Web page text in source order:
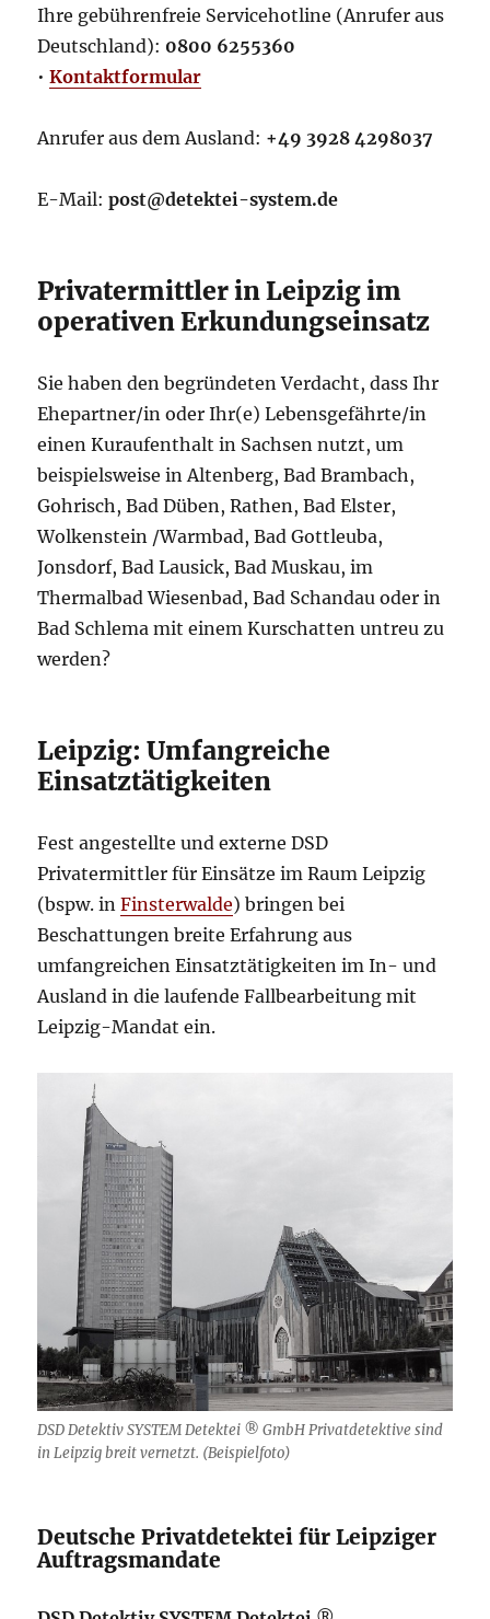
Ihre gebührenfreie Servicehotline (Anrufer aus
Deutschland): 0800 6255360
•Kontaktformular
Anrufer aus dem Ausland: +49 3928 4298037
E-Mail:post@detektei-system.de
Privatermittler in Leipzig im
operativen Erkundungseinsatz
Sie haben den begründeten Verdacht, dass Ihr
Ehepartner/in oder Ihr(e) Lebensgefährte/in
einen Kuraufenthalt in Sachsen nutzt, um
beispielsweise in Altenberg, Bad Brambach,
Gohrisch, Bad Düben, Rathen, Bad Elster,
Wolkenstein /Warmbad, Bad Gottleuba,
Jonsdorf, Bad Lausick, Bad Muskau, im
Thermalbad Wiesenbad, Bad Schandau oder in
Bad Schlema mit einem Kurschatten untreu zu
werden?
Leipzig: Umfangreiche
Einsatztätigkeiten
Fest angestellte und externe DSD
Privatermittler für Einsätze im Raum Leipzig
(bspw. inFinsterwalde) bringen bei
Beschattungen breite Erfahrung aus
umfangreichen Einsatztätigkeiten im In- und
Ausland in die laufende Fallbearbeitung mit
Leipzig-Mandat ein.
DSD Detektiv SYSTEM Detektei ® GmbH Privatdetektive sind
in Leipzig breit vernetzt. (Beispielfoto)
Deutsche Privatdetektei für Leipziger
Auftragsmandate